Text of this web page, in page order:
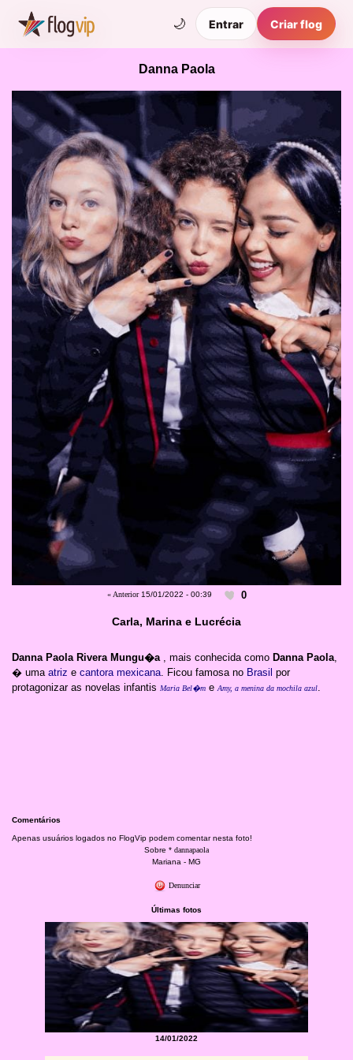
🌙 Entrar Criar flog
Danna Paola
« Anterior15/01/2022 - 00:39 0
Carla, Marina e Lucrécia
Danna Paola Rivera Mungu�a , mais conhecida como Danna Paola
� uma atriz e cantora mexicana . Ficou famosa no Brasil por
protagonizar as novelas infantis Maria Bel�m e Amy, a menina da mochila azul
Comentários
Apenas usuários logados no FlogVip podem comentar nesta foto!
Sobre * dannapaola
Mariana - MG
Denunciar
Últimas fotos
14/01/2022